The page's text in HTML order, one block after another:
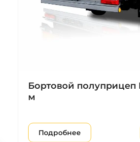
Бортовой полуприцеп
м
Подробнее